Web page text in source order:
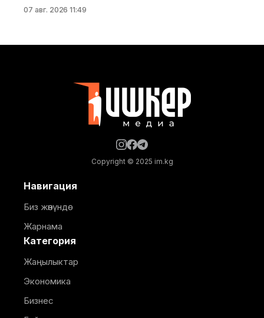
кеткен. Бул тууралуу калаа мэриясынын басма сөз
07 авг. 2026 11:49
Copyright © 2025 im.kg
Навигация
Биз жөнүндө
Жарнама
Категория
Жаңылыктар
Экономика
Бизнес